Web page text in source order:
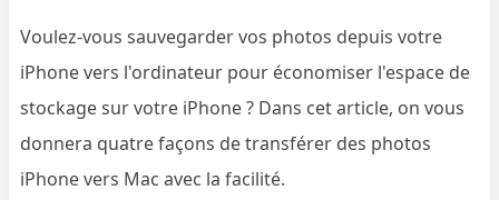
Voulez-vous sauvegarder vos photos depuis votre
iPhone vers l'ordinateur pour économiser l'espace de
stockage sur votre iPhone ? Dans cet article, on vous
donnera quatre façons de transférer des photos
iPhone vers Mac avec la facilité.